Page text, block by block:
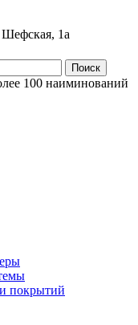
Шефская, 1а
Поиск
100 наиминований
покрытий